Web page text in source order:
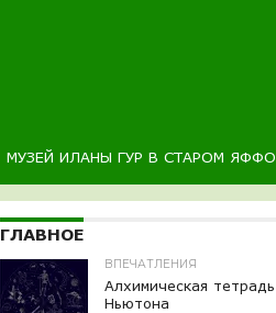
МУЗЕЙ ИЛАНЫ ГУР В СТАРОМ ЯФФО
ГЛАВНОЕ
ВПЕЧАТЛЕНИЯ
Алхимическая тетрадь
Ньютона